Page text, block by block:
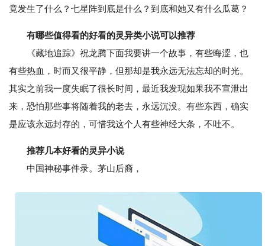
竟发生了什么？七星阵到底是什么？到底和她又有什么瓜葛？
有哪些值得看的好看的灵异类小说可以推荐
《藏地追踪》祝龙腾下面我要讲一个故事，有些晦涩，也
有些热血，时而又很平静，但那却是我永远无法忘却的时光。
其实之前我一度失眠了很长时间，最近我发现如果我不宣泄出
来，恐怕那些事将随着我的老去，永远沉没。有些东西，确实
是应该永远封存的，可惜我这个人有些神经大条，不吐不。
推荐几本好看的灵异小说
中国神秘事件录。茅山后裔，